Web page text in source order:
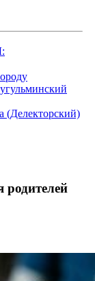
(Делекторский)
родителей